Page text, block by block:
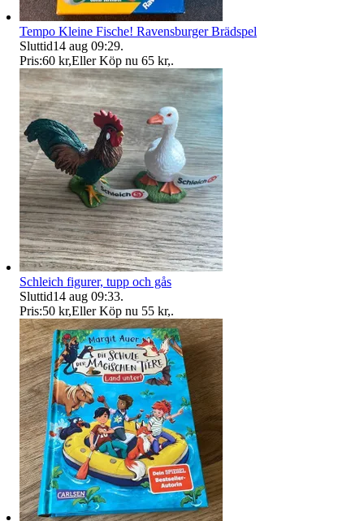
Tempo Kleine Fische! Ravensburger Brädspel
Sluttid14 aug 09:29.
Pris:60 kr,Eller Köp nu 65 kr,.
Schleich figurer, tupp och gås
Sluttid14 aug 09:33.
Pris:50 kr,Eller Köp nu 55 kr,.